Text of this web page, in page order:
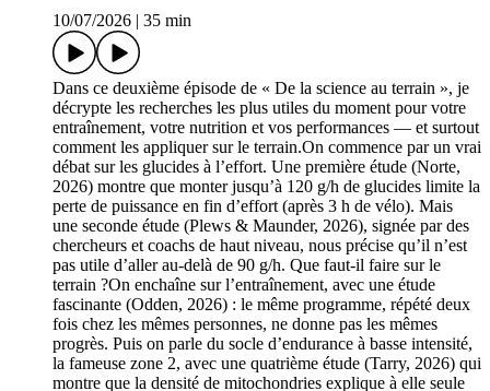
10/07/2026
35 min
Dans ce deuxième épisode de « De la science au terrain », je
décrypte les recherches les plus utiles du moment pour votre
entraînement, votre nutrition et vos performances — et surtout
comment les appliquer sur le terrain.On commence par un vrai
débat sur les glucides à l’effort. Une première étude (Norte,
2026) montre que monter jusqu’à 120 g/h de glucides limite la
perte de puissance en fin d’effort (après 3 h de vélo). Mais
une seconde étude (Plews & Maunder, 2026), signée par des
chercheurs et coachs de haut niveau, nous précise qu’il n’est
pas utile d’aller au-delà de 90 g/h. Que faut-il faire sur le
terrain ?On enchaîne sur l’entraînement, avec une étude
fascinante (Odden, 2026) : le même programme, répété deux
fois chez les mêmes personnes, ne donne pas les mêmes
progrès. Puis on parle du socle d’endurance à basse intensité,
la fameuse zone 2, avec une quatrième étude (Tarry, 2026) qui
montre que la densité de mitochondries explique à elle seule